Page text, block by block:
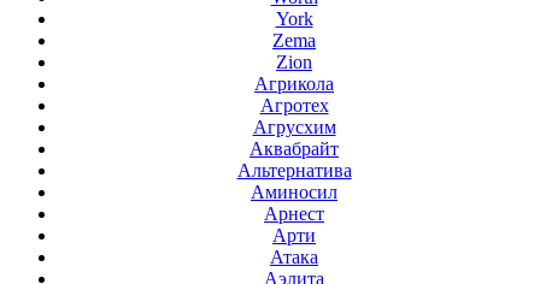
York
Zema
Zion
Агрикола
Агротех
Агрусхим
Аквабрайт
Альтернатива
Аминосил
Арнест
Арти
Атака
Аэлита